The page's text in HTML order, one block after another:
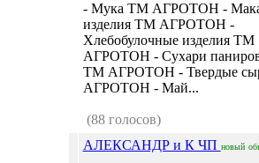
- Мука ТМ АГРОТОН -
изделия ТМ АГРОТОН -
Хлебобулочные изделия ТМ
АГРОТОН - Сухари
ТМ АГРОТОН - Твердые
АГРОТОН - Май...
(88 голосов)
АЛЕКСАНДР и К ЧП новый